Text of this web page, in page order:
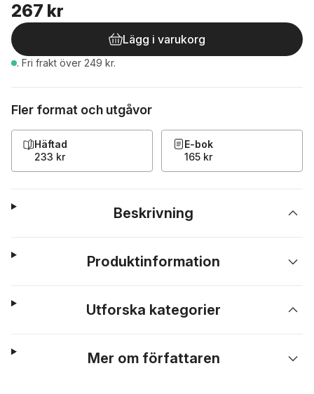
267 kr
Lägg i varukorg
. Fri frakt över 249 kr.
Fler format och utgåvor
Häftad
233 kr
E-bok
165 kr
Beskrivning
Produktinformation
Utforska kategorier
Mer om författaren